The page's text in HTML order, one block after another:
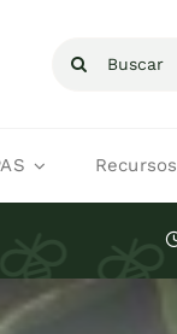
Buscar:
Recursos